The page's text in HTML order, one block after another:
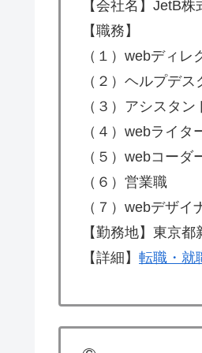
【会社名】JetB株
【職務】
（１）webディレ
（２）ヘルプデス
（３）アシスタ
（４）webライタ
（５）webコーダ
（６）営業職
（７）webデザイ
【勤務地】東京
【詳細】 転職・就